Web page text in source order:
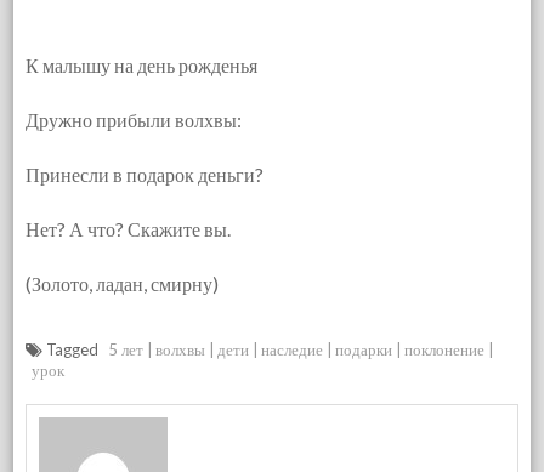
К малышу на день рожденья
Дружно прибыли волхвы:
Принесли в подарок деньги?
Нет? А что? Скажите вы.
(Золото, ладан, смирну)
Tagged 5 лет волхвы дети наследие подарки
поклонение
урок